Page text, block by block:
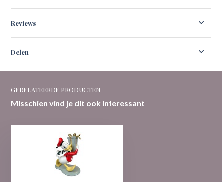
Reviews
Delen
GERELATEERDE PRODUCTEN
Misschien vind je dit ook interessant